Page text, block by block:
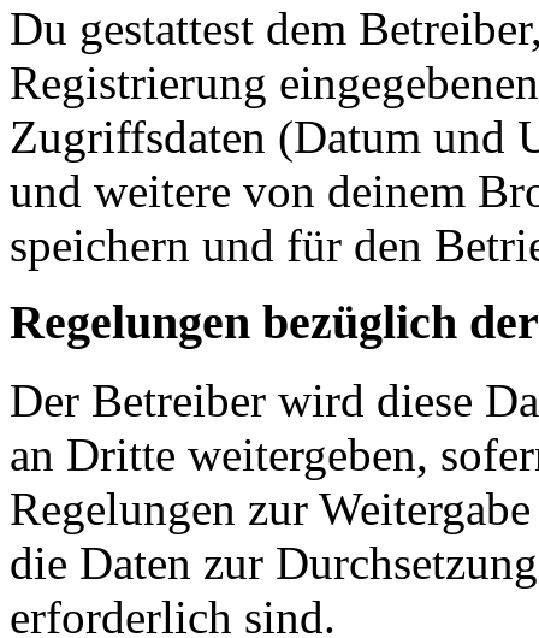
Du gestattest dem
Registrierung
Zugriffsdaten (Datum und
und weitere von deinem
speichern und für den
Regelungen bezüglich
Der Betreiber wird diese
an Dritte weitergeben,
Regelungen zur
die Daten zur
erforderlich sind.